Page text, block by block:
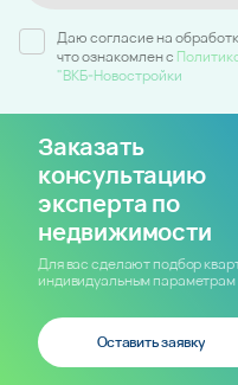
Даю согласие на
что ознакомлен c
"ВКБ-Новостройки
Заказать
консультацию
эксперта по
недвижимости
Для вас сделают подбор
индивидуальным параметрам
Оставить заявку